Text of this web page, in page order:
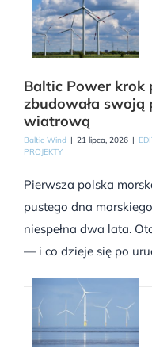
Baltic Power krok
zbudowała
wiatrową
Baltic Wind | 21 lipca, 2026 |
PROJEKTY
Pierwsza polska
pustego dna
niespełna dwa lata.
— i co dzieje się po